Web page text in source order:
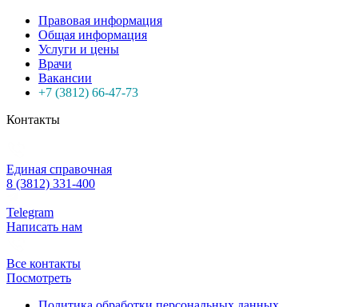
Правовая информация
Общая информация
Услуги и цены
Врачи
Вакансии
+7 (3812) 66-47-73
Контакты
Единая справочная
8 (3812) 331-400
Telegram
Написать нам
Все контакты
Посмотреть